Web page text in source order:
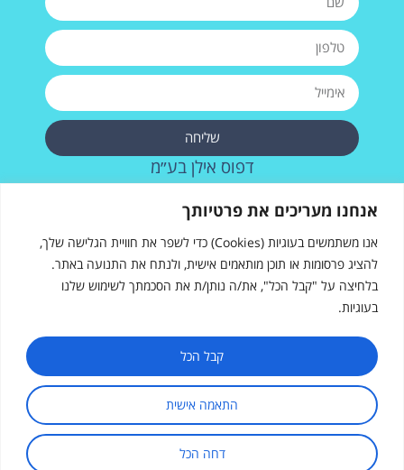
אנחנו מעריכים את פרטיותך
אנו משתמשים בעוגיות (Cookies) כדי לשפר את חוויית הגלישה שלך,
להציג פרסומות או תוכן מותאמים אישית, ולנתח את התנועה באתר.
בלחיצה על "קבל הכל", את/ה נותן/ת את הסכמתך לשימוש שלנו
בעוגיות.
התאמה אישית
דחה הכל
קבל הכל
שליחה
דפוס אילן בע״מ
רחוב העבודה 28, אשדוד
073-2572715
דפוס אילן
רחוב העבודה 28, אשדוד
073-257-2715